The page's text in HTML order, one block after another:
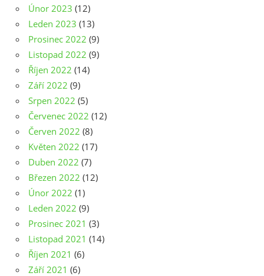
Únor 2023 (12)
Leden 2023 (13)
Prosinec 2022 (9)
Listopad 2022 (9)
Říjen 2022 (14)
Září 2022 (9)
Srpen 2022 (5)
Červenec 2022 (12)
Červen 2022 (8)
Květen 2022 (17)
Duben 2022 (7)
Březen 2022 (12)
Únor 2022 (1)
Leden 2022 (9)
Prosinec 2021 (3)
Listopad 2021 (14)
Říjen 2021 (6)
Září 2021 (6)